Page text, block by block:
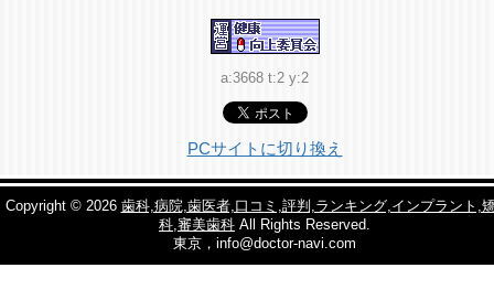
a:3668 t:2 y:2
PCサイトに切り換え
Copyright © 2026 歯科,病院,歯医者,口コミ,評判,ランキング,インプラント,
科,審美歯科 All Rights Reserved.
東京，info@doctor-navi.com